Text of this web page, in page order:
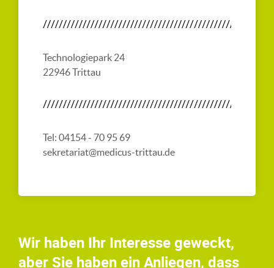
Technologiepark 24
22946 Trittau
Tel: 04154 - 70 95 69
sekretariat@medicus-trittau.de
Wir haben Ihr Interesse geweckt,
aber Sie haben ein Anliegen, dass